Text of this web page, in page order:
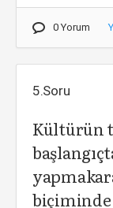
0 Yorum
5.Soru
Kültürün
biçiminde